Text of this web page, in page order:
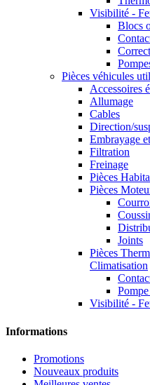
Visibilité -
Blocs
Pièces véhicules
Accessoires
Allumage
Cables
Direction/
Embrayage
Filtration
Freinage
Pièces
Pièces
Joints
Pièces
Climatisation
Pompe
Visibilité -
Informations
Promotions
Nouveaux produits